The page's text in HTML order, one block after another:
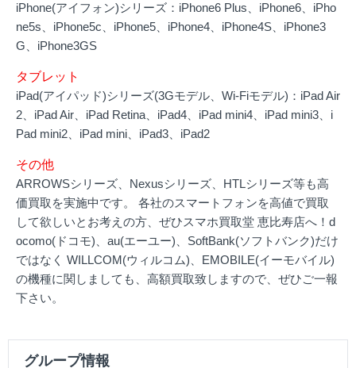
iPhone(アイフォン)シリーズ：iPhone6 Plus、iPhone6、iPho
ne5s、iPhone5c、iPhone5、iPhone4、iPhone4S、iPhone3
G、iPhone3GS
タブレット
iPad(アイパッド)シリーズ(3Gモデル、Wi-Fiモデル)：iPad Air
2、iPad Air、iPad Retina、iPad4、iPad mini4、iPad mini3、i
Pad mini2、iPad mini、iPad3、iPad2
その他
ARROWSシリーズ、Nexusシリーズ、HTLシリーズ等も高
価買取を実施中です。 各社のスマートフォンを高値で買取
して欲しいとお考えの方、ぜひスマホ買取堂 恵比寿店へ！d
ocomo(ドコモ)、au(エーユー)、SoftBank(ソフトバンク)だけ
ではなく WILLCOM(ウィルコム)、EMOBILE(イーモバイル)
の機種に関しましても、高額買取致しますので、ぜひご一報
下さい。
グループ情報